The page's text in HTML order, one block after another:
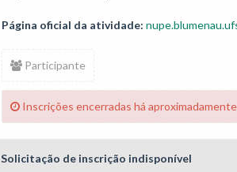
Página oficial da atividade:
Participante
Inscrições encerradas há
Solicitação de inscrição indisponível